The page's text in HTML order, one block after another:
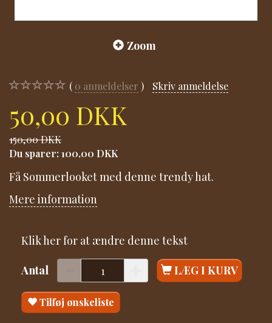
Zoom
0 anmeldelser Skriv anmeldelse
50,00 DKK
150,00 DKK
Du sparer: 100,00 DKK
Få Sommerlooket med denne trendy hat.
Mere information
Klik her for at ændre denne tekst
Antal LÆG I KURV
Tilføj ønskeliste